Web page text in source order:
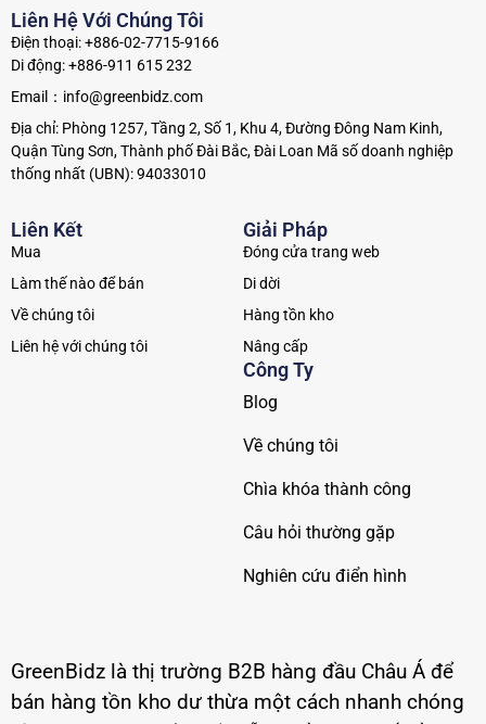
GreenBidz là thị trường B2B hàng đầu Châu Á để
bán hàng tồn kho dư thừa một cách nhanh chóng
Giải Pháp
Đóng cửa trang web
Di dời
Hàng tồn kho
Nâng cấp
Liên Kết
Mua
Làm thế nào để bán
Về chúng tôi
Liên hệ với chúng tôi
Công Ty
Blog
Về chúng tôi
Chìa khóa thành công
Câu hỏi thường gặp
Nghiên cứu điển hình
Liên Hệ Với Chúng Tôi
Điện thoại: +886-02-7715-9166
Di động: +886-911 615 232
Email：info@greenbidz.com
Địa chỉ: Phòng 1257, Tầng 2, Số 1, Khu 4, Đường Đông Nam Kinh,
Quận Tùng Sơn, Thành phố Đài Bắc, Đài Loan Mã số doanh nghiệp
thống nhất (UBN): 94033010